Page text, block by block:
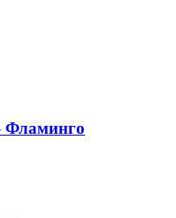
Фламинго